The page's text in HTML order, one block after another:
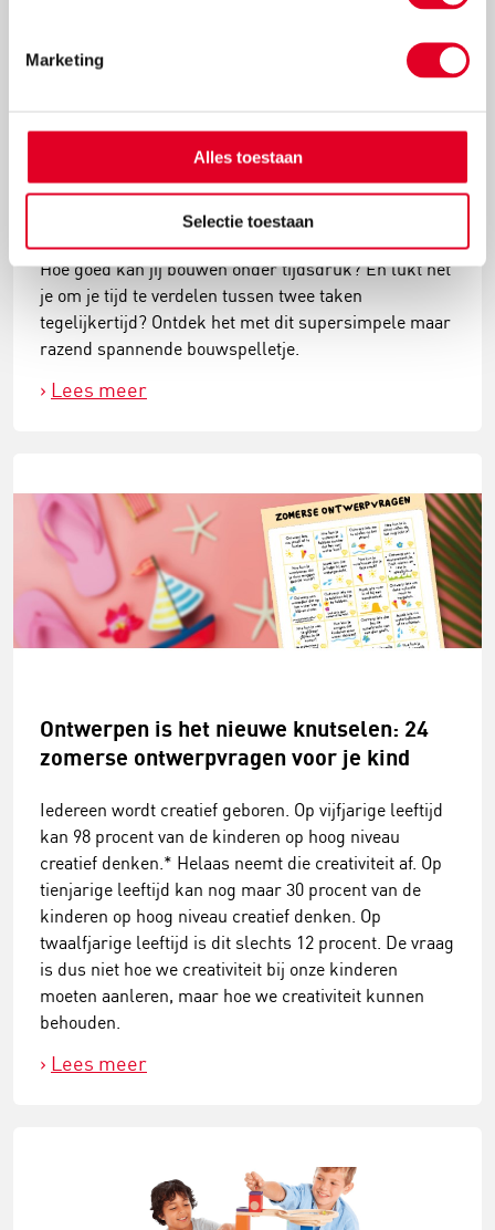
Marketing
Alles toestaan
Selectie toestaan
Speel het supersnelle bouwspelletje
Hoe goed kan jij bouwen onder tijdsdruk? En lukt het
je om je tijd te verdelen tussen twee taken
tegelijkertijd? Ontdek het met dit supersimpele maar
razend spannende bouwspelletje.
Lees meer
Ontwerpen is het nieuwe knutselen: 24
zomerse ontwerpvragen voor je kind
Iedereen wordt creatief geboren. Op vijfjarige leeftijd
kan 98 procent van de kinderen op hoog niveau
creatief denken.* Helaas neemt die creativiteit af. Op
tienjarige leeftijd kan nog maar 30 procent van de
kinderen op hoog niveau creatief denken. Op
twaalfjarige leeftijd is dit slechts 12 procent. De vraag
is dus niet hoe we creativiteit bij onze kinderen
moeten aanleren, maar hoe we creativiteit kunnen
behouden.
Lees meer